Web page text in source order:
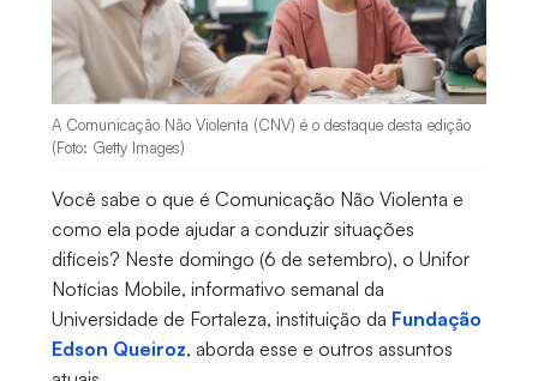
A Comunicação Não Violenta (CNV) é o destaque desta edição
(Foto: Getty Images)
Você sabe o que é Comunicação Não Violenta e
como ela pode ajudar a conduzir situações
difíceis? Neste domingo (6 de setembro), o Unifor
Notícias Mobile, informativo semanal da
Universidade de Fortaleza, instituição da Fundação
Edson Queiroz, aborda esse e outros assuntos